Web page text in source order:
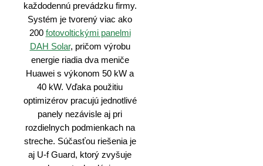
každodennú prevádzku firmy.
Systém je tvorený viac ako
200 fotovoltickými panelmi
DAH Solar, pričom výrobu
energie riadia dva meniče
Huawei s výkonom 50 kW a
40 kW. Vďaka použitiu
optimizérov pracujú jednotlivé
panely nezávisle aj pri
rozdielnych podmienkach na
streche. Súčasťou riešenia je
aj U-f Guard, ktorý zvyšuje